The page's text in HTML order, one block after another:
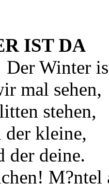
IST DA
Winter
mal sehen,
stehen,
der kleine,
der deine.
M?ntel